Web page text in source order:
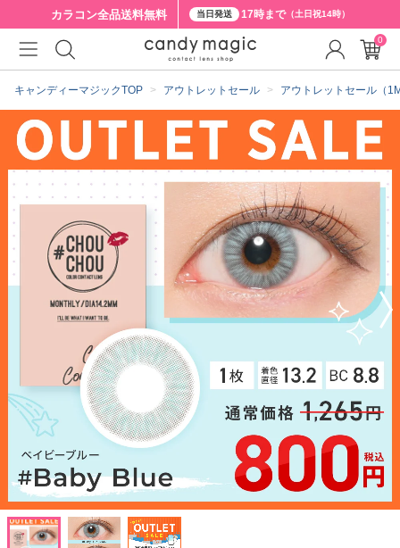
カラコン全品送料無料 当日発送 17時まで（土日祝14時）
キャンディーマジックTOP アウトレットセール アウトレットセール（
0
クーポン詳細